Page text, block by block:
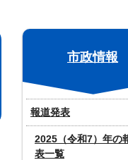
市政情報
報道発表
2025（令和7）年の
表一覧